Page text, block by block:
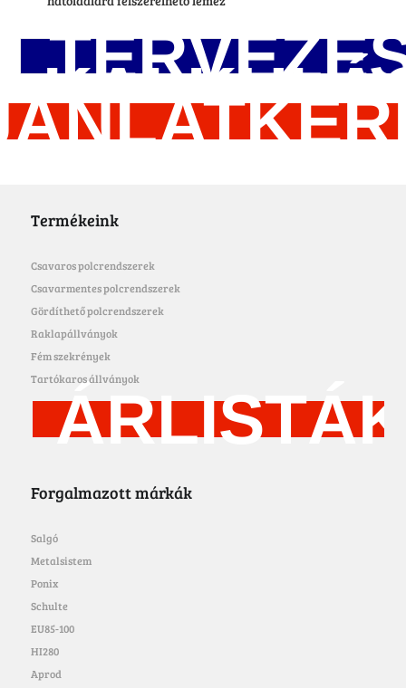
Termékeink
Csavaros polcrendszerek
Csavarmentes polcrendszerek
Gördíthető polcrendszerek
Raklapállványok
Fém szekrények
Tartókaros állványok
Forgalmazott márkák
Salgó
Metalsistem
Ponix
Schulte
EU85-100
HI280
Aprod